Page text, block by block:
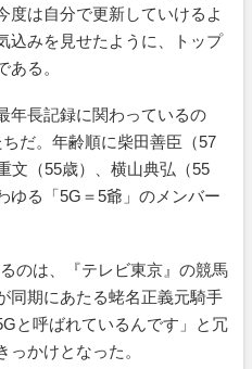
度は自分で更新していけるよ
込みを見せたように、トップ
る。
長記録に関わっているの
だ。年齢順に柴田善臣（57
文（55歳）、横山典弘（55
ゆる「5G＝5爺」のメンバー
のは、『テレビ東京』の競馬
同期にあたる蛯名正義元騎手
と呼ばれているんです」と冗
かけとなった。